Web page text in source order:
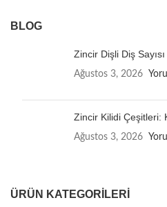
BLOG
Zincir Dişli Diş
Ağustos 3, 2026
Zincir Kilidi Çeşitleri:
Ağustos 3, 2026
ÜRÜN KATEGORILERI